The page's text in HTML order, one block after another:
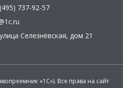
737-92-57
улица Селезнёвская, дом 21
«1С»). Все права на сайт